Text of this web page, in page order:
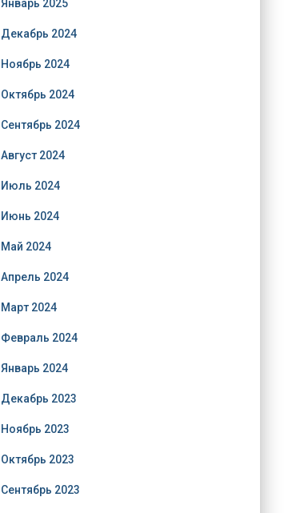
Январь 2025
Декабрь 2024
Ноябрь 2024
Октябрь 2024
Сентябрь 2024
Август 2024
Июль 2024
Июнь 2024
Май 2024
Апрель 2024
Март 2024
Февраль 2024
Январь 2024
Декабрь 2023
Ноябрь 2023
Октябрь 2023
Сентябрь 2023